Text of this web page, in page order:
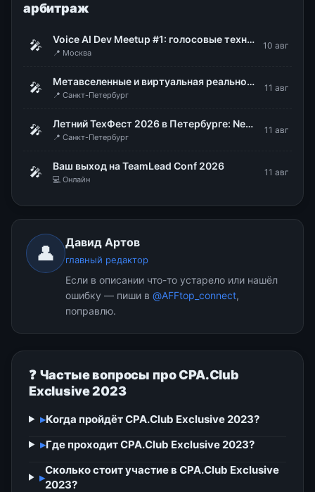
арбитраж
🎤 Voice AI Dev Meetup #1: голосовые технологии в продакшене
📍 Москва
10 авг
🎤 Метавселенные и виртуальная реальность: мода или рабочий инструмент
📍 Санкт-Петербург
11 авг
🎤 Летний ТехФест 2026 в Петербурге: Nexign
📍 Санкт-Петербург
11 авг
🎤 Ваш выход на TeamLead Conf 2026
💻 Онлайн
11 авг
👤 Давид Артов
главный редактор
Если в описании что-то устарело или нашёл
ошибку — пиши в @AFFtop_connect,
поправлю.
❓ Частые вопросы про CPA.Club
Exclusive 2023
▸Когда пройдёт CPA.Club Exclusive 2023?
▸Где проходит CPA.Club Exclusive 2023?
▸
Сколько стоит участие в CPA.Club Exclusive
2023?